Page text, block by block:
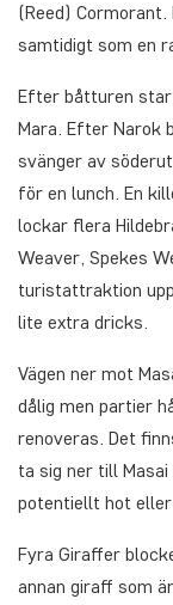
(Reed)
samtidigt som en
Efter båtturen
Mara. Efter Narok
svänger av
för en lunch. En
lockar flera
Weaver, Spekes
turistattraktion
lite extra dricks.
Vägen ner mot
dålig men partier
renoveras. Det
ta sig ner till
potentiellt hot
Fyra Giraffer
annan giraff som